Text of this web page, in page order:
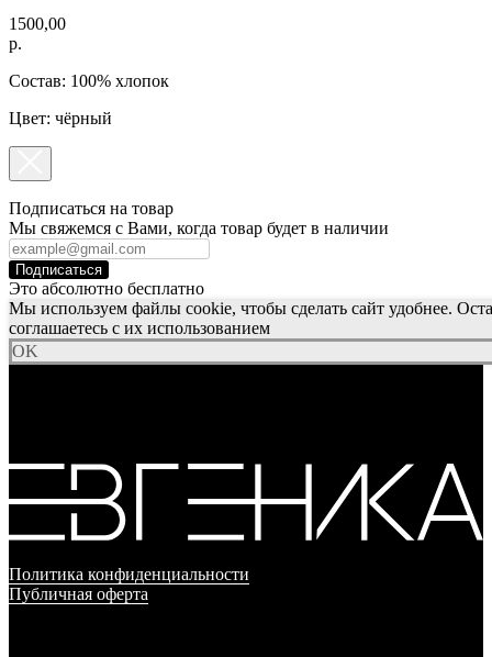
1500,00
р.
Состав: 100% хлопок
Цвет: чёрный
Подписаться на товар
Мы свяжемся с Вами, когда товар будет в наличии
Подписаться
Это абсолютно бесплатно
Мы используем файлы cookie, чтобы сделать сайт удобнее.
соглашаетесь с их использованием
OK
Политика конфиденциальности
Публичная оферта